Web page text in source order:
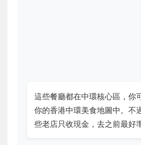
這些餐廳都在中環核心區，你
你的香港中環美食地圖中。不
些老店只收現金，去之前最好